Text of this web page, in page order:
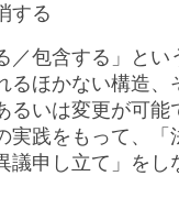
する
／包含する」とい
るほかない構造
るいは変更が可能
実践をもって、
議申し立て」を